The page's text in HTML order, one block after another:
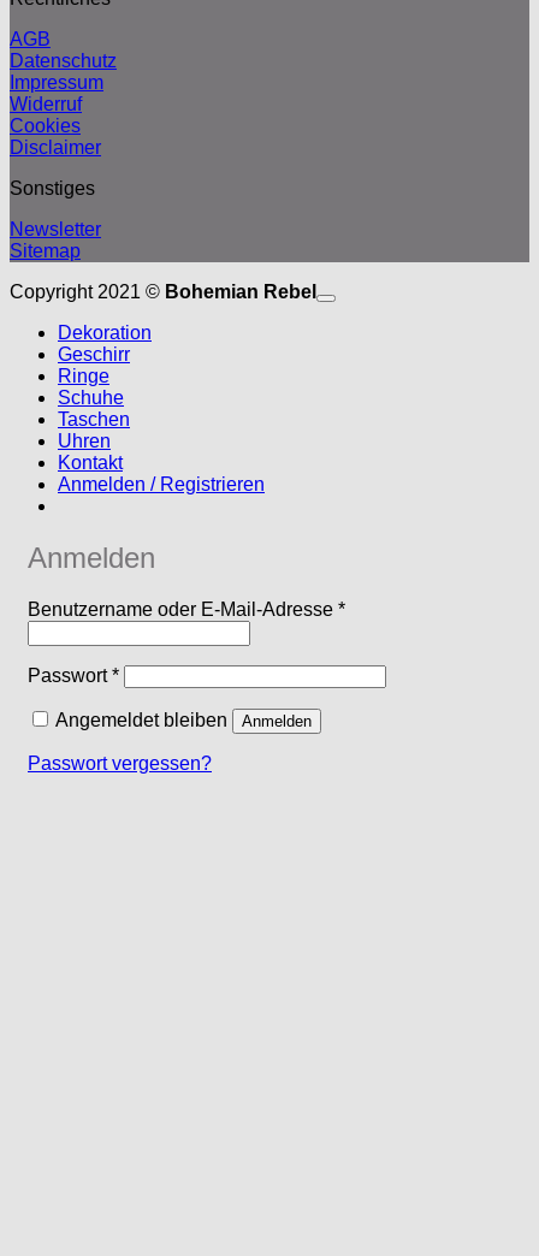
AGB
Datenschutz
Impressum
Widerruf
Cookies
Disclaimer
Sonstiges
Newsletter
Sitemap
Copyright 2021 © Bohemian Rebel
Dekoration
Geschirr
Ringe
Schuhe
Taschen
Uhren
Kontakt
Anmelden / Registrieren
Anmelden
Benutzername oder E-Mail-Adresse *Erforderlich
Passwort*Erforderlich
Angemeldet bleiben Anmelden
Passwort vergessen?